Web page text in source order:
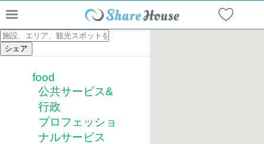
food
公共サービス&
行政
プロフェッショ
ナルサービス